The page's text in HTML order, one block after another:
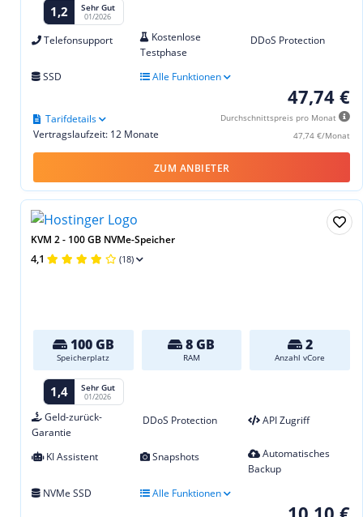
1,2 Sehr Gut
01/2026
Telefonsupport
Kostenlose
Testphase
DDoS Protection
SSD Alle Funktionen
47,74 €
Durchschnittspreis pro Monat
47,74 €/Monat
Vertragslaufzeit: 12 Monate
Tarifdetails
ZUM ANBIETER
KVM 2 - 100 GB NVMe-Speicher
4,1 (18)
100 GB
Speicherplatz
8 GB
RAM
2
Anzahl vCore
1,4 Sehr Gut
01/2026
Geld-zurück-
Garantie
DDoS Protection API Zugriff
KI Assistent Snapshots
Automatisches
Backup
NVMe SSD
Alle Funktionen